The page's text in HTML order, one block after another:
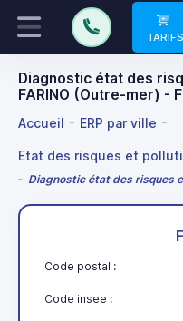
TARIFS
Diagnostic état des
FARINO (Outre-mer) -
Accueil ERP par ville
Etat des risques et
Diagnostic état des risques
Code postal :
Code insee :